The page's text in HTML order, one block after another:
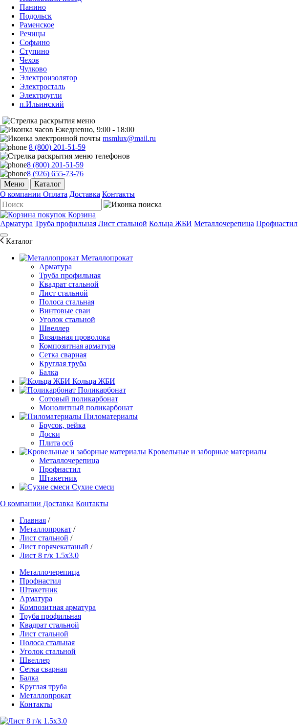
Панино
Подольск
Раменское
Речицы
Софьино
Ступино
Чехов
Чулково
Электроизолятор
Электросталь
Электроугли
п.Ильинский
Ежедневно, 9:00 - 18:00
msmlux@mail.ru
8 (800) 201-51-59
8 (800) 201-51-59
8 (926) 655-73-76
Меню
Каталог
О компании Оплата Доставка Контакты
Корзина
Арматура Труба профильная Лист стальной Кольца ЖБИ Металлочерепица Профнастил
Каталог
Металлопрокат
Арматура
Труба профильная
Квадрат стальной
Лист стальной
Полоса стальная
Винтовые сваи
Уголок стальной
Швеллер
Вязальная проволока
Композитная арматура
Сетка сварная
Круглая труба
Балка
Кольца ЖБИ
Поликарбонат
Сотовый поликарбонат
Монолитный поликарбонат
Пиломатериалы
Брусок, рейка
Доски
Плита осб
Кровельные и заборные материалы
Металлочерепица
Профнастил
Штакетник
Сухие смеси
О компании Доставка Контакты
Главная /
Металлопрокат /
Лист стальной /
Лист горячекатаный /
Лист 8 г/к 1.5х3.0
Металлочерепица
Профнастил
Штакетник
Арматура
Композитная арматура
Труба профильная
Квадрат стальной
Лист стальной
Полоса стальная
Уголок стальной
Швеллер
Сетка сварная
Балка
Круглая труба
Металлопрокат
Контакты